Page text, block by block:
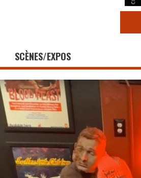
SCÈNES/EXPOS